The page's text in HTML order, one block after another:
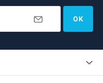
OK